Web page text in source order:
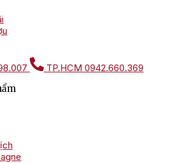
TP.HCM 0942.660.369